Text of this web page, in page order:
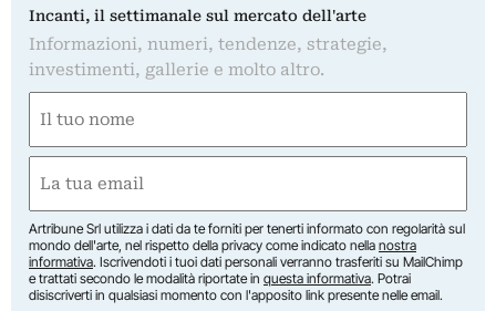
Incanti, il settimanale sul mercato dell'arte
Informazioni, numeri, tendenze, strategie,
investimenti, gallerie e molto altro.
(Obbligatorio)
Nome
(Obbligatorio)
Artribune Srl utilizza i dati da te forniti per tenerti informato con regolarità sul
mondo dell'arte, nel rispetto della privacy come indicato nella nostra
informativa. Iscrivendoti i tuoi dati personali verranno trasferiti su MailChimp
e trattati secondo le modalità riportate in questa informativa. Potrai
disiscriverti in qualsiasi momento con l'apposito link presente nelle email.